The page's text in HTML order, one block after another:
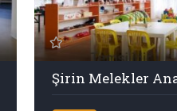
Şirin Melekler